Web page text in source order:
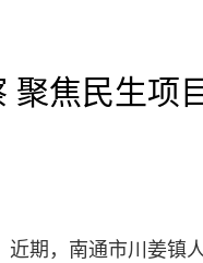
聚焦民生项
期，南通市川姜镇